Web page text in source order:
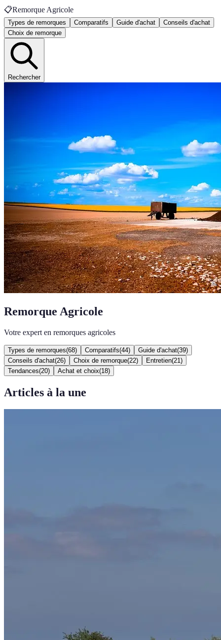
📋Remorque Agricole
Types de remorques Comparatifs Guide d'achat
Conseils d'achat
Choix de remorque
Rechercher
Remorque Agricole
Votre expert en remorques agricoles
Types de remorques(68) Comparatifs(44) Guide d'achat(39)
Conseils d'achat(26) Choix de remorque(22) Entretien(21 )
Tendances(20) Achat et choix(18)
Articles à la une